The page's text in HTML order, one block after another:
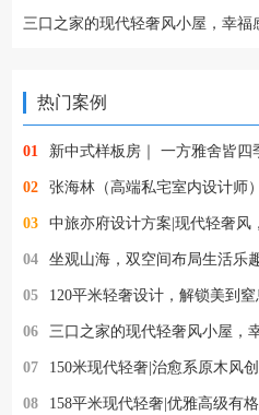
三口之家的现代轻奢风小屋，幸福
热门案例
01 新中式样板房｜ 一方雅舍皆四
02 张海林（高端私宅室内设计师）
03 中旅亦府设计方案|现代轻奢风，享受
04 坐观山海，双空间布局生活乐
05 120平米轻奢设计，解锁美到
06 三口之家的现代轻奢风小屋，
07 150米现代轻奢|治愈系原木风
08 158平米现代轻奢|优雅高级有